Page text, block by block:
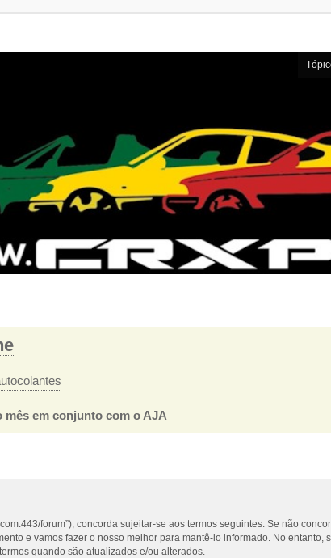
mês em conjunto com o AJA
forum”), concorda sujeitar-se aos termos seguintes. Se não
e vamos fazer o nosso melhor para mantê-lo informado. No entanto,
quando são atualizados e/ou alterados.